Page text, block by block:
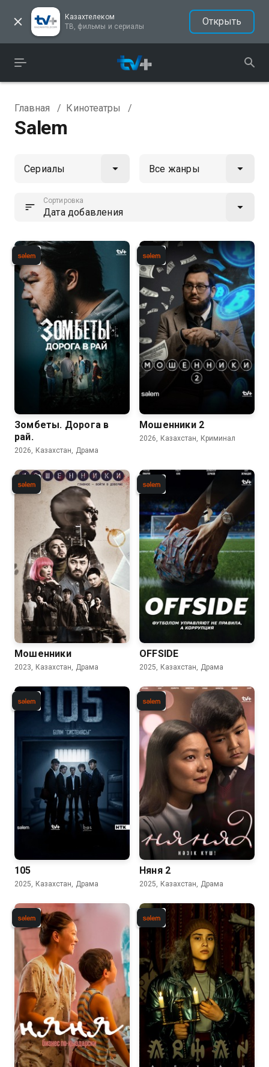
Казахтелеком
ТВ, фильмы и сериалы
Открыть
Главная / Кинотеатры /
Salem
Сортировка
Зомбеты. Дорога в
рай.
2026, Казахстан, Драма
Мошенники 2
2026, Казахстан, Криминал
Мошенники
2023, Казахстан, Драма
OFFSIDE
2025, Казахстан, Драма
105
2025, Казахстан, Драма
Няня 2
2025, Казахстан, Драма